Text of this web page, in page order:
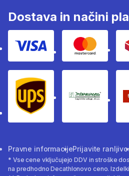
Dostava in načini
Visa Mastercard
Ups
Pravne informacijePrijavite
* Vse cene vključujejo DDV in stroške
na predhodno Decathlonovo ceno.